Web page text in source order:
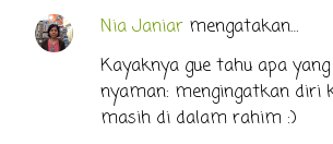
t
a
Nia Janiar mengatakan…
Kayaknya gue tahu apa
nyaman: mengingatkan diri
masih di dalam rahim :)